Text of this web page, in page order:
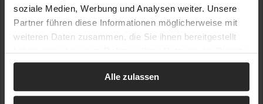
soziale Medien, Werbung und Analysen weiter. Unsere
Partner führen diese Informationen möglicherweise mit
weiteren Daten zusammen, die Sie ihnen bereitgestellt
haben oder die sie im Rahmen Ihrer Nutzung der Dienste
gesammelt haben.
Alle zulassen